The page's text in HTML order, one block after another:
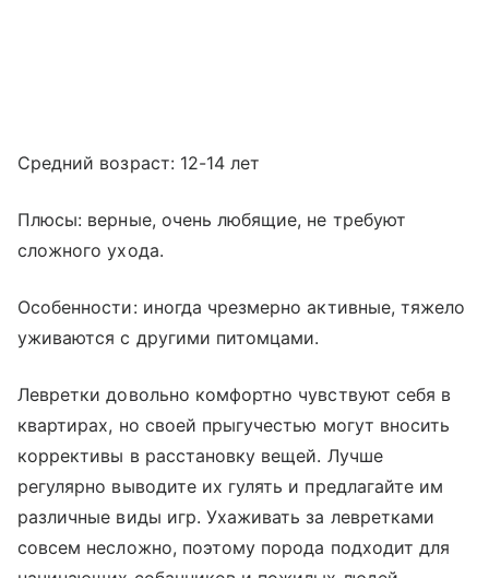
Средний возраст: 12-14 лет
Плюсы: верные, очень любящие, не требуют
сложного ухода.
Особенности: иногда чрезмерно активные, тяжело
уживаются с другими питомцами.
Левретки довольно комфортно чувствуют себя в
квартирах, но своей прыгучестью могут вносить
коррективы в расстановку вещей. Лучше
регулярно выводите их гулять и предлагайте им
различные виды игр. Ухаживать за левретками
совсем несложно, поэтому порода подходит для